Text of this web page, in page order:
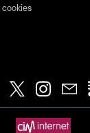
cookies